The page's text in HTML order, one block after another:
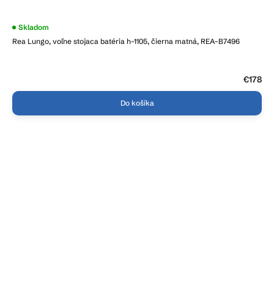
Rea Lungo, voľne stojaca batéria h-1105, čierna matná, REA-B7496
Skladom
€178
Do košíka